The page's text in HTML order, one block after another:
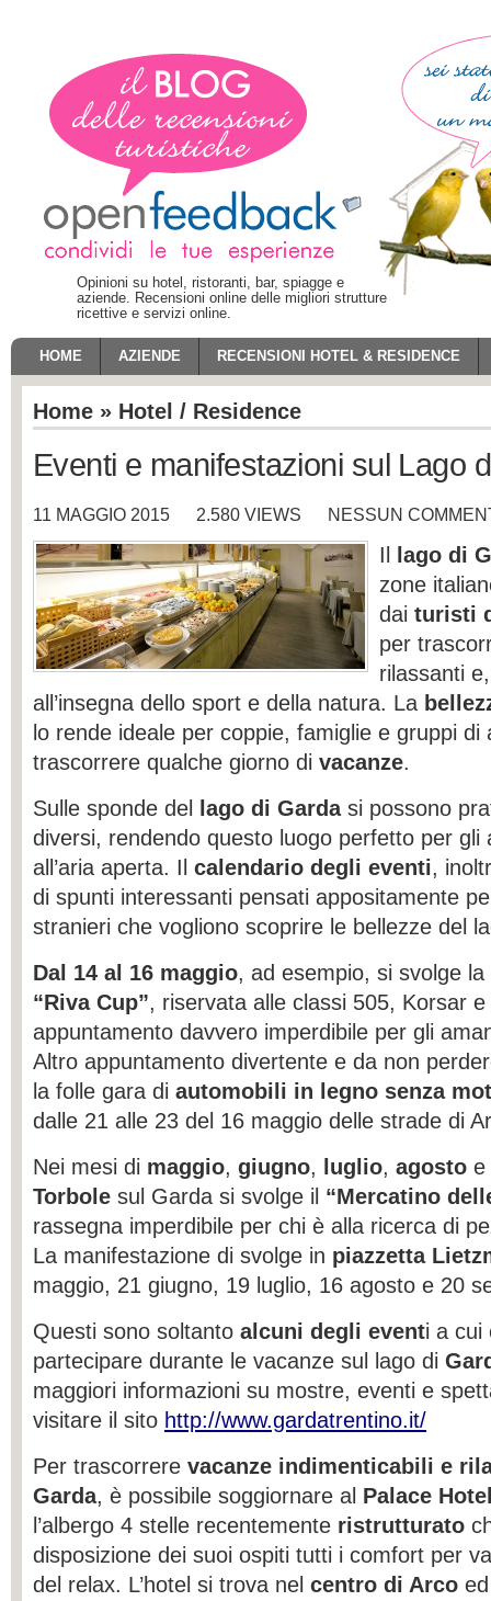
Opinioni su hotel, ristoranti, bar, spiagge e
aziende. Recensioni online delle migliori strutture
ricettive e servizi online.
HOME AZIENDE RECENSIONI HOTEL & RESIDENCE
Home » Hotel / Residence
Eventi e manifestazioni sul Lago
11 MAGGIO 2015 2.580 VIEWS NESSUN
Il
lago di
zone
dai turisti
per
rilassanti
all’insegna dello sport e della natura. La
lo rende ideale per coppie, famiglie e gruppi di
trascorrere qualche giorno di vacanze.
Sulle sponde del
lago di Gardasi possono
diversi, rendendo questo luogo perfetto per gli
all’aria aperta. Il calendario degli eventi,
di spunti interessanti pensati appositamente
stranieri che vogliono scoprire le bellezze del
Dal 14 al 16 maggio, ad esempio, si svolge
“Riva Cup”, riservata alle classi 505, Korsar
appuntamento davvero imperdibile per gli
Altro appuntamento divertente e da non
la folle gara di automobili in legno senza
dalle 21 alle 23 del 16 maggio delle strade di
Nei mesi di maggio, giugno, luglio, agosto e
Torbole sul Garda si svolge il “Mercatino
rassegna imperdibile per chi è alla ricerca di
La manifestazione di svolge in piazzetta
maggio, 21 giugno, 19 luglio, 16 agosto e 20
Questi sono soltanto alcuni degli eventi a cui
partecipare durante le vacanze sul lago di
maggiori informazioni su mostre, eventi e
visitare il sito http://www.gardatrentino.it/
Per trascorrere vacanze indimenticabili e
Garda, è possibile soggiornare al Palace
l’albergo 4 stelle recentemente ristrutturato
disposizione dei suoi ospiti tutti i comfort per
del relax. L’hotel si trova nel centro di Arco